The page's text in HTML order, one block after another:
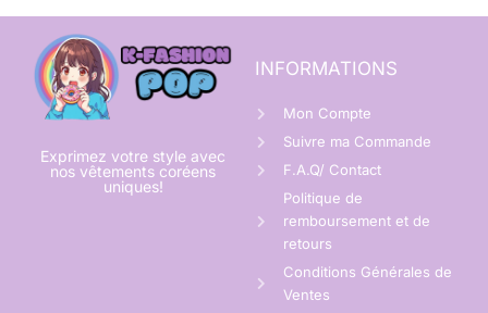
Exprimez votre style avec
nos vêtements coréens
uniques!
INFORMATIONS
Mon Compte
Suivre ma Commande
F.A.Q/ Contact
Politique de
remboursement et de
retours
Conditions Générales de
Ventes